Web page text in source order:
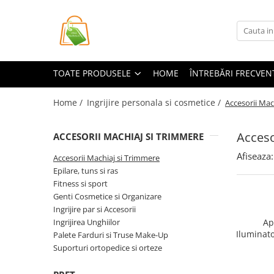
Toate Produsele
Articole pentru Animale
Articole pentru Bucatarie
Accesorii Bucătărie
Dozatoare Condimente
Forme cuburi de gheata
Genti Termoizolante Mancare
Organizatoare si Depozitare
Organizatoare si Depozitare
TOATE PRODUSELE HOME ÎNTREBĂRI
Home / Ingrijire personala si cosmetice / Accesorii
ACCESORII MACHIAJ SI TRIMMERE
Accesorii Machiaj si Trimmere
Epilare, tuns si ras
Fitness si sport
Genti Cosmetice si Organizare
Ingrijire par si Accesorii
Ingrijirea Unghiilor
Palete Farduri si Truse Make-Up
Suporturi ortopedice si orteze
Afiseaza:
Pufos,